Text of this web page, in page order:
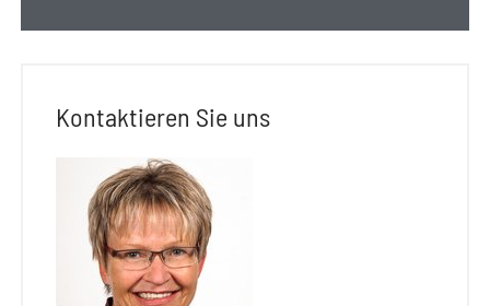
Kontaktieren Sie uns